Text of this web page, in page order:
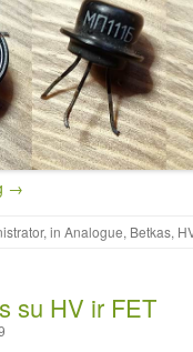
→
, in Analogue, Betkas,
su HV ir FET